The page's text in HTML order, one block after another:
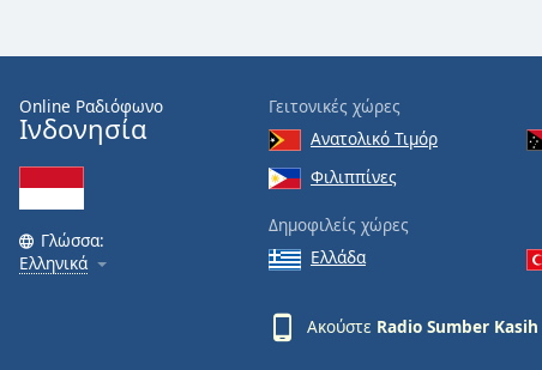
a
window.
dialog
window.
Escape
Online Ραδιόφωνο
Ινδονησία
Γλώσσα:
Ελληνικά
Γειτονικές χώρες
Ανατολικό Τιμόρ
Φιλιππίνες
Δημοφιλείς χώρες
Ελλάδα
Ακούστε Radio Sumber Kasih